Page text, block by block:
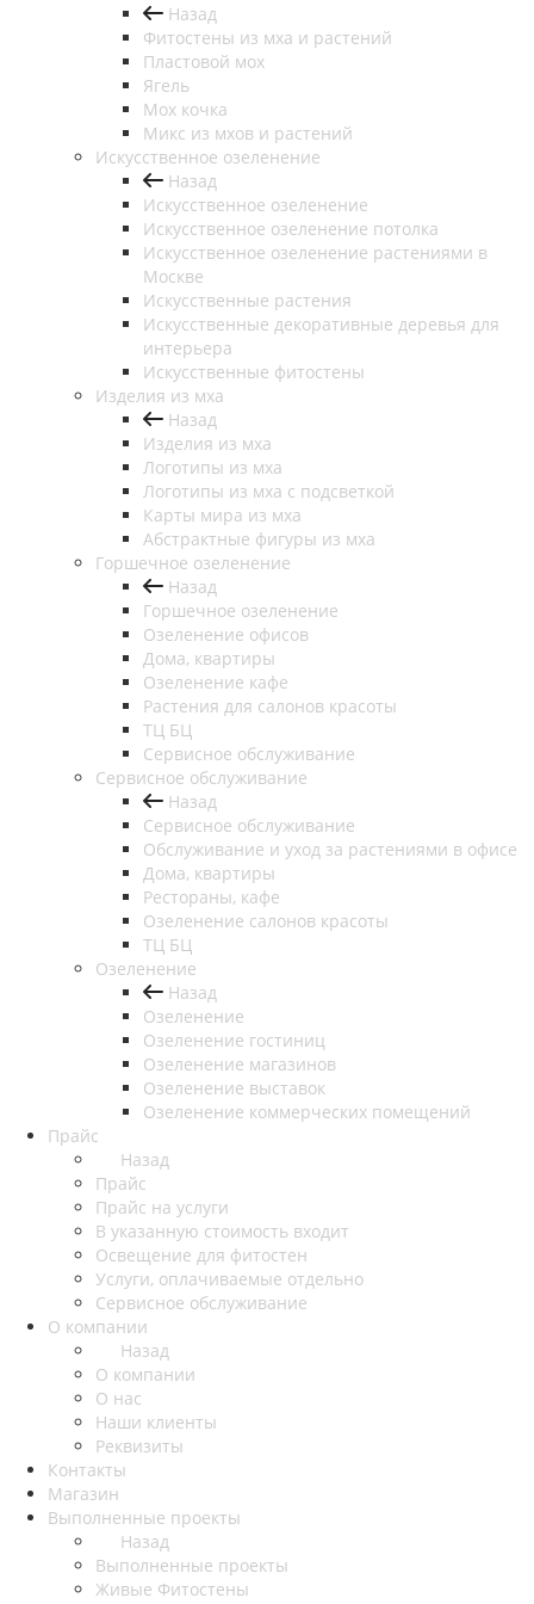
Назад
Фитостены из мха и растений
Пластовой мох
Ягель
Мох кочка
Микс из мхов и растений
Искусственное озеленение
Назад
Искусственное озеленение
Искусственное озеленение потолка
Искусственное озеленение растениями в
Москве
Искусственные растения
Искусственные декоративные деревья для
интерьера
Искусственные фитостены
Изделия из мха
Назад
Изделия из мха
Логотипы из мха
Логотипы из мха с подсветкой
Карты мира из мха
Абстрактные фигуры из мха
Горшечное озеленение
Назад
Горшечное озеленение
Озеленение офисов
Дома, квартиры
Озеленение кафе
Растения для салонов красоты
ТЦ БЦ
Сервисное обслуживание
Сервисное обслуживание
Назад
Сервисное обслуживание
Обслуживание и уход за растениями в офисе
Дома, квартиры
Рестораны, кафе
Озеленение салонов красоты
ТЦ БЦ
Озеленение
Назад
Озеленение
Озеленение гостиниц
Озеленение магазинов
Озеленение выставок
Озеленение коммерческих помещений
Прайс
Назад
Прайс
Прайс на услуги
В указанную стоимость входит
Освещение для фитостен
Услуги, оплачиваемые отдельно
Сервисное обслуживание
О компании
Назад
О компании
О нас
Наши клиенты
Реквизиты
Контакты
Магазин
Выполненные проекты
Назад
Выполненные проекты
Живые Фитостены